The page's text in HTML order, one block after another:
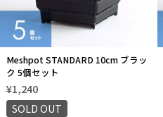
Meshpot STANDARD 10cm ブラッ
ク 5個セット
¥1,240
SOLD OUT